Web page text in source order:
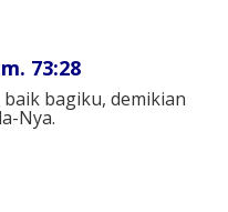
73:28
bagiku, demikian
Nya.